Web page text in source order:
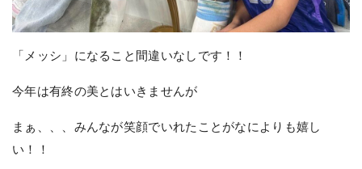
「メッシ」になること間違いなしです！！
今年は有終の美とはいきませんが
まぁ、、、みんなが笑顔でいれたことがなによりも嬉し
い！！